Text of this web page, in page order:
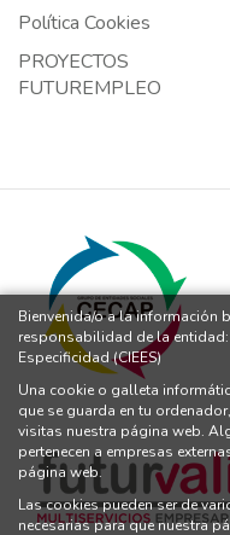
Política Cookies
PROYECTOS
FUTUREMPLEO
Bienvenida/o a la información
responsabilidad de la
Especificidad (CIEES)
Una cookie o galleta
que se guarda en tu
visitas nuestra página web.
pertenecen a empresas
página web.
Las cookies pueden ser de
necesarias para que nuestra